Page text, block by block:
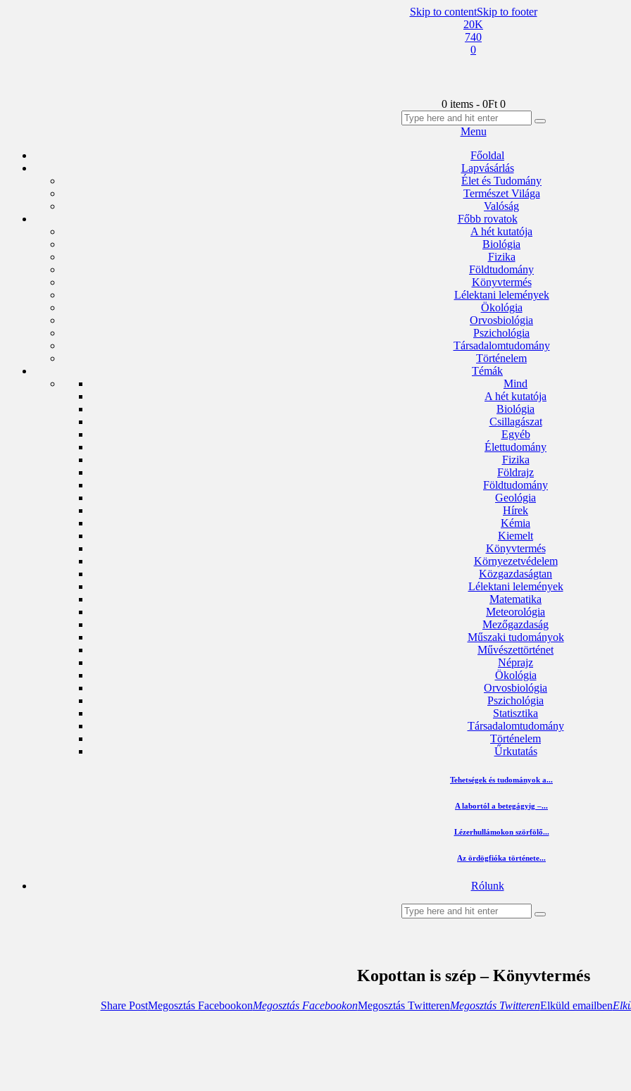
Skip to contentSkip to footer
20K
740
0
0 items - 0Ft 0
Menu
Főoldal
Lapvásárlás
Élet és Tudomány
Természet Világa
Valóság
Főbb rovatok
A hét kutatója
Biológia
Fizika
Földtudomány
Könyvtermés
Lélektani lelemények
Ökológia
Orvosbiológia
Pszichológia
Társadalomtudomány
Történelem
Témák
Mind
A hét kutatója
Biológia
Csillagászat
Egyéb
Élettudomány
Fizika
Földrajz
Földtudomány
Geológia
Hírek
Kémia
Kiemelt
Könyvtermés
Környezetvédelem
Közgazdaságtan
Lélektani lelemények
Matematika
Meteorológia
Mezőgazdaság
Műszaki tudományok
Művészettörténet
Néprajz
Ökológia
Orvosbiológia
Pszichológia
Statisztika
Társadalomtudomány
Történelem
Űrkutatás
Tehetségek és tudományok a...
A labortól a betegágyig –...
Lézerhullámokon szörfölő...
Az ördögfióka története...
Rólunk
Kopottan is szép – Könyvtermés
Share PostMegosztás FacebookonMegosztás FacebookonMegosztás TwitterenMegosztás TwitterenElküld emailben